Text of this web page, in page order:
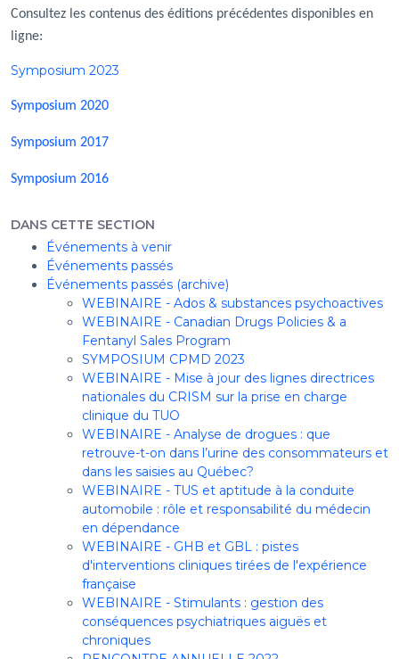
Consultez les contenus des éditions précédentes disponibles en
ligne:
Symposium 2023
Symposium 2020
Symposium 2017
Symposium 2016
DANS CETTE SECTION
Événements à venir
Événements passés
Événements passés (archive)
WEBINAIRE - Ados & substances psychoactives
WEBINAIRE - Canadian Drugs Policies & a
Fentanyl Sales Program
SYMPOSIUM CPMD 2023
WEBINAIRE - Mise à jour des lignes directrices
nationales du CRISM sur la prise en charge
clinique du TUO
WEBINAIRE - Analyse de drogues : que
retrouve-t-on dans l’urine des consommateurs et
dans les saisies au Québec?
WEBINAIRE - TUS et aptitude à la conduite
automobile : rôle et responsabilité du médecin
en dépendance
WEBINAIRE - GHB et GBL : pistes
d'interventions cliniques tirées de l'expérience
française
WEBINAIRE - Stimulants : gestion des
conséquences psychiatriques aiguës et
chroniques